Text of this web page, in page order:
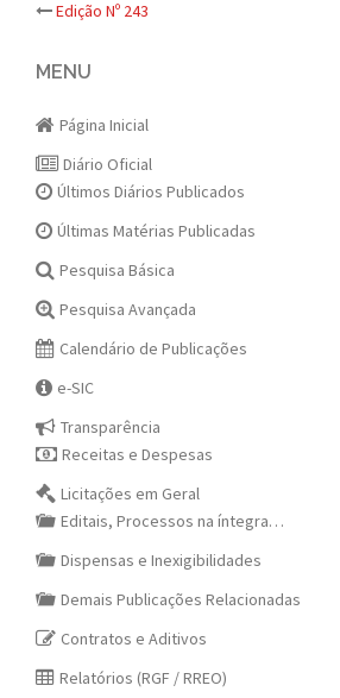
Post
navigation
Edição Nº 243
MENU
Página Inicial
Diário Oficial
Últimos Diários Publicados
Últimas Matérias Publicadas
Pesquisa Básica
Pesquisa Avançada
Calendário de Publicações
e-SIC
Transparência
Receitas e Despesas
Licitações em Geral
Editais, Processos na íntegra…
Dispensas e Inexigibilidades
Demais Publicações Relacionadas
Contratos e Aditivos
Relatórios (RGF / RREO)